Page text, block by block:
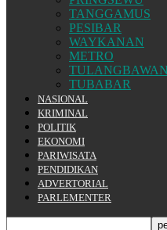
TANGGAMUS
PESIBAR
WAYKANAN
METRO
TUBABAR
NASIONAL
KRIMINAL
POLITIK
EKONOMI
PARIWISATA
PENDIDIKAN
ADVERTORIAL
PARLEMENTER